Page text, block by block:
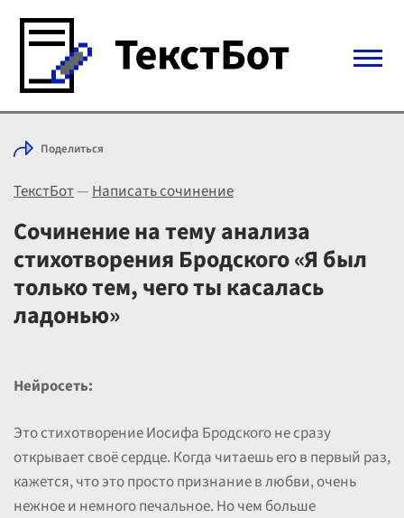
Войти с Telegram
Выбрать режим
Цены
Поделиться
ТекстБот—Написать сочинение
Сочинение на тему анализа
стихотворения Бродского «Я был
только тем, чего ты касалась
ладонью»
Нейросеть:
Это стихотворение Иосифа Бродского не сразу
открывает своё сердце. Когда читаешь его в первый раз,
кажется, что это просто признание в любви, очень
нежное и немного печальное. Но чем больше